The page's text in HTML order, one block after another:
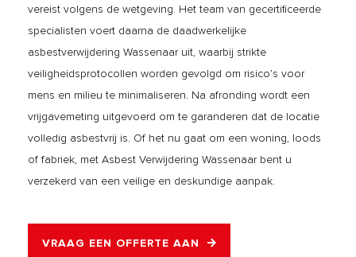
vereist volgens de wetgeving. Het team van gecertificeerde
specialisten voert daarna de daadwerkelijke
asbestverwijdering Wassenaar uit, waarbij strikte
veiligheidsprotocollen worden gevolgd om risico’s voor
mens en milieu te minimaliseren. Na afronding wordt een
vrijgavemeting uitgevoerd om te garanderen dat de locatie
volledig asbestvrij is. Of het nu gaat om een woning, loods
of fabriek, met Asbest Verwijdering Wassenaar bent u
verzekerd van een veilige en deskundige aanpak.
VRAAG EEN OFFERTE AAN